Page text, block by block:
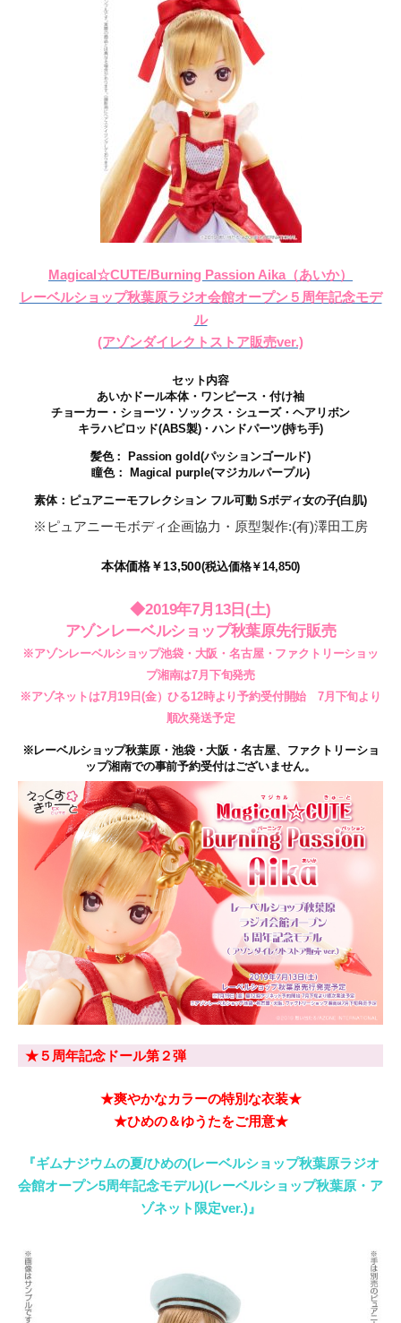
Magical☆CUTE/Burning Passion Aika（あいか）
レーベルショップ秋葉原ラジオ会館オープン５周年記念モデ
ル
(アゾンダイレクトストア販売ver.)
セット内容
あいかドール本体・ワンピース・付け袖
チョーカー・ショーツ・ソックス・シューズ・ヘアリボン
キラハピロッド(ABS製)・ハンドパーツ(持ち手)
髪色： Passion gold(パッションゴールド)
瞳色： Magical purple(マジカルパープル)
素体：ピュアニーモフレクション フル可動 Sボディ女の子(白肌)
※ピュアニーモボディ企画協力・原型製作:(有)澤田工房
本体価格￥13,500(税込価格￥14,850)
◆2019年7月13日(土)
アゾンレーベルショップ秋葉原先行販売
※アゾンレーベルショップ池袋・大阪・名古屋・ファクトリーショッ
プ湘南は7月下旬発売
※アゾネットは7月19日(金）ひる12時より予約受付開始 7月下旬より
順次発送予定
※レーベルショップ秋葉原・池袋・大阪・名古屋、ファクトリーショ
ップ湘南での事前予約受付はございません。
★５周年記念ドール第２弾
★爽やかなカラーの特別な衣装★
★ひめの＆ゆうたをご用意★
『ギムナジウムの夏/ひめの(レーベルショップ秋葉原ラジオ
会館オープン5周年記念モデル)(レーベルショップ秋葉原・ア
ゾネット限定ver.)』